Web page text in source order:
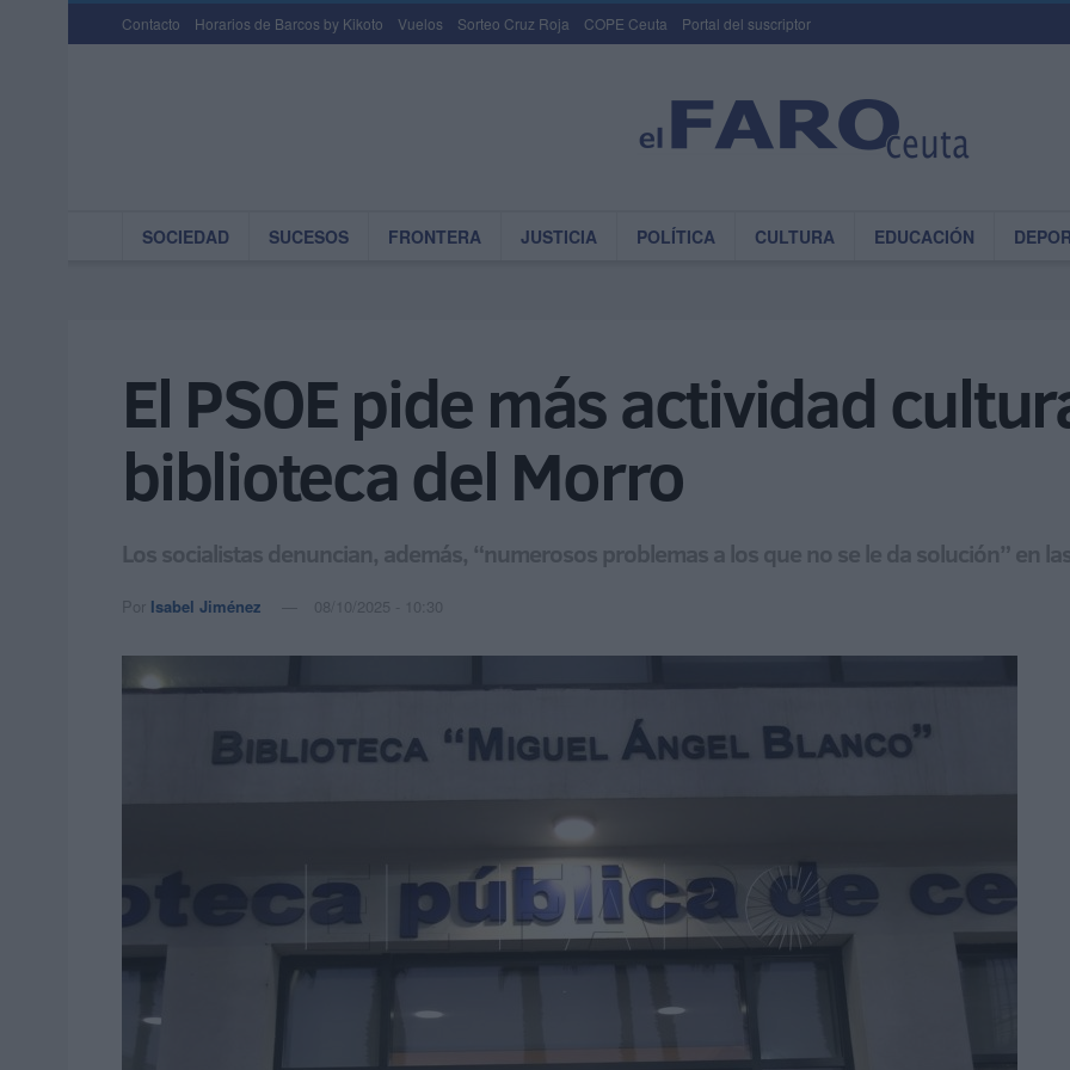
Contacto Horarios de Barcos by Kikoto Vuelos Sorteo Cruz Roja COPE Ceuta Portal del suscriptor
SOCIEDAD SUCESOS FRONTERA JUSTICIA POLÍTICA CULTURA EDUCACIÓN
El PSOE pide más actividad
biblioteca del Morro
Los socialistas denuncian, además, “numerosos problemas a los que no se le da solución” en
Por Isabel Jiménez 08/10/2025 - 10:30